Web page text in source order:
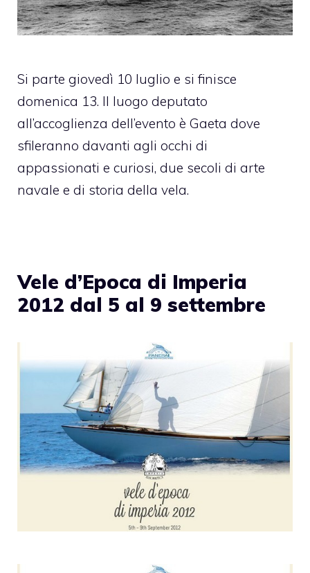
Si parte giovedì 10 luglio e si finisce
domenica 13. Il luogo deputato
all’accoglienza dell’evento è Gaeta dove
sfileranno davanti agli occhi di
appassionati e curiosi, due secoli di arte
navale e di storia della vela.
Vele d’Epoca di Imperia
2012 dal 5 al 9 settembre